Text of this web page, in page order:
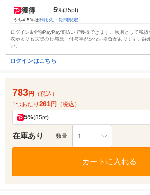
獲得 5%(35pt)
うち4.5%は利用先・期間限定
ログイン&全額PayPay支払いで獲得できます。原則として税抜
表示よりも実際の付与数、付与率が少ない場合があります。詳
い。
ログインはこちら
783円
（税込）
1つあたり 261円 （税込）
5%(35pt)
在庫あり 数量 1
カートに入れる